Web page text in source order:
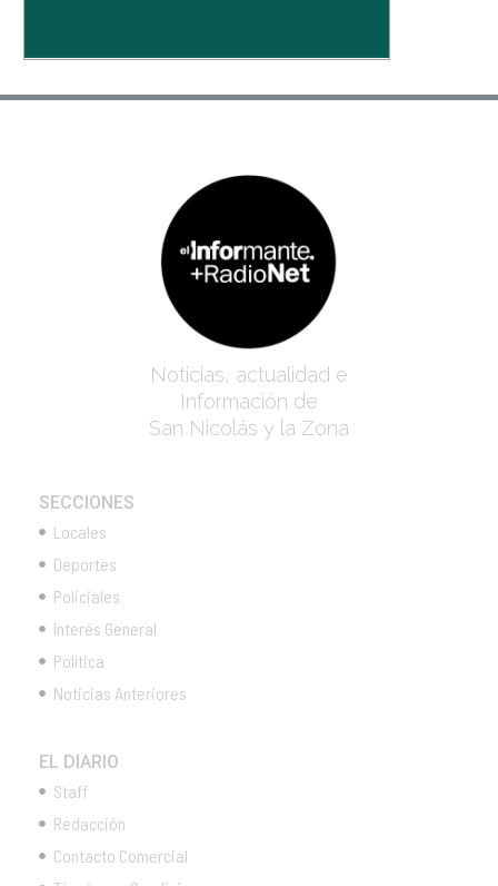
Noticias, actualidad e
Información de
San Nicolás y la Zona
SECCIONES
Locales
Deportes
Policiales
Interés General
Política
Noticias Anteriores
EL DIARIO
Staff
Redacción
Contacto Comercial